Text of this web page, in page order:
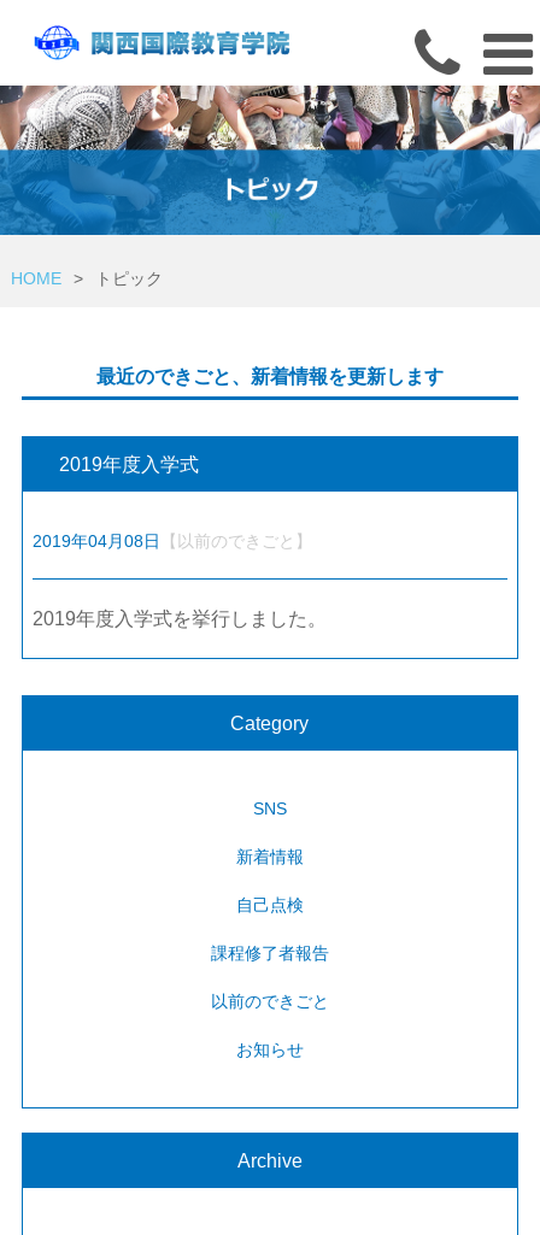
HOME > トピック
最近のできごと、新着情報を更新します
2019年度入学式
2019年04月08日 【以前のできごと】
2019年度入学式を挙行しました。
Category
SNS
新着情報
自己点検
課程修了者報告
以前のできごと
お知らせ
Archive